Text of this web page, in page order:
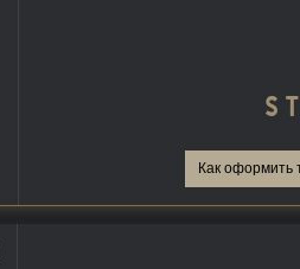
Как оформить